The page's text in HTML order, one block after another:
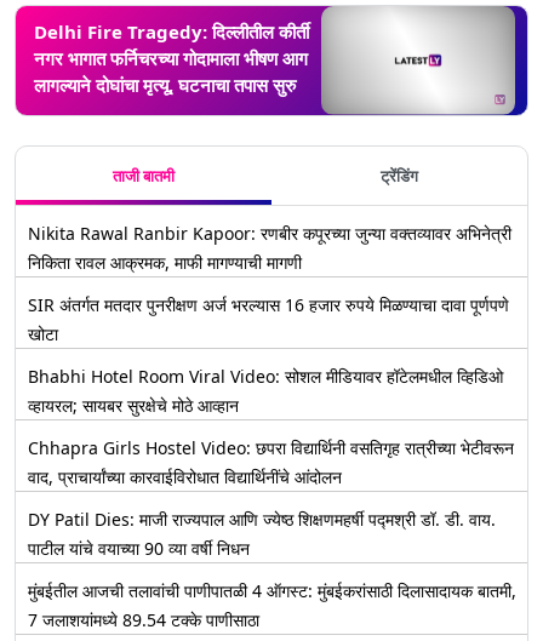
Delhi Fire Tragedy: दिल्लीतील कीर्ती
नगर भागात फर्निचरच्या गोदामाला भीषण आग
लागल्याने दोघांचा मृत्यू, घटनाचा तपास सुरु
ताजी बातमी ट्रेंडिंग
Nikita Rawal Ranbir Kapoor: रणबीर कपूरच्या जुन्या वक्तव्यावर अभिनेत्री
निकिता रावल आक्रमक, माफी मागण्याची मागणी
SIR अंतर्गत मतदार पुनरीक्षण अर्ज भरल्यास 16 हजार रुपये मिळण्याचा दावा पूर्णपणे
खोटा
Bhabhi Hotel Room Viral Video: सोशल मीडियावर हॉटेलमधील व्हिडिओ
व्हायरल; सायबर सुरक्षेचे मोठे आव्हान
Chhapra Girls Hostel Video: छपरा विद्यार्थिनी वसतिगृह रात्रीच्या भेटीवरून
वाद, प्राचार्यांच्या कारवाईविरोधात विद्यार्थिनींचे आंदोलन
DY Patil Dies: माजी राज्यपाल आणि ज्येष्ठ शिक्षणमहर्षी पद्मश्री डॉ. डी. वाय.
पाटील यांचे वयाच्या 90 व्या वर्षी निधन
मुंबईतील आजची तलावांची पाणीपातळी 4 ऑगस्ट: मुंबईकरांसाठी दिलासादायक बातमी,
7 जलाशयांमध्ये 89.54 टक्के पाणीसाठा